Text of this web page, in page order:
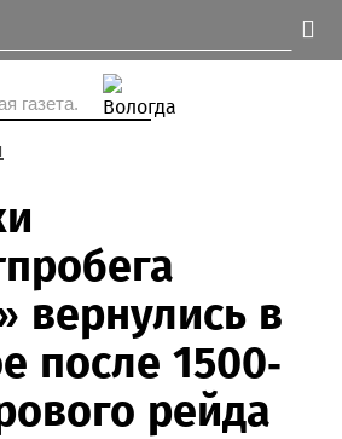
газета.
вернулись в
после 1500-
рейда